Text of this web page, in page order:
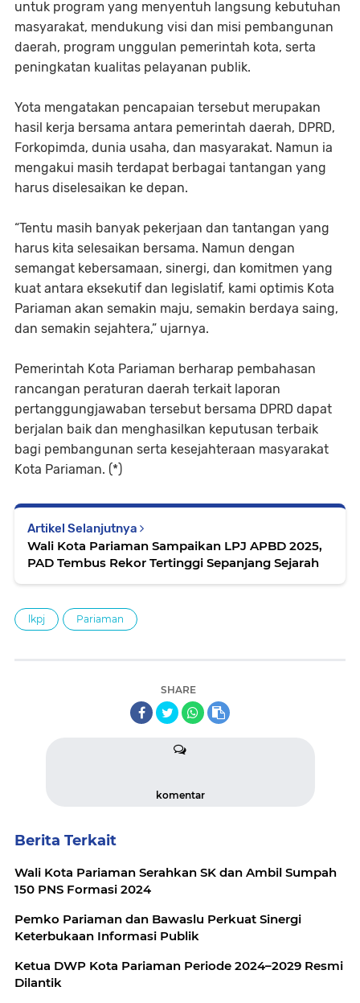
untuk program yang menyentuh langsung kebutuhan
masyarakat, mendukung visi dan misi pembangunan
daerah, program unggulan pemerintah kota, serta
peningkatan kualitas pelayanan publik.
Yota mengatakan pencapaian tersebut merupakan
hasil kerja bersama antara pemerintah daerah, DPRD,
Forkopimda, dunia usaha, dan masyarakat. Namun ia
mengakui masih terdapat berbagai tantangan yang
harus diselesaikan ke depan.
“Tentu masih banyak pekerjaan dan tantangan yang
harus kita selesaikan bersama. Namun dengan
semangat kebersamaan, sinergi, dan komitmen yang
kuat antara eksekutif dan legislatif, kami optimis Kota
Pariaman akan semakin maju, semakin berdaya saing,
dan semakin sejahtera,” ujarnya.
Pemerintah Kota Pariaman berharap pembahasan
rancangan peraturan daerah terkait laporan
pertanggungjawaban tersebut bersama DPRD dapat
berjalan baik dan menghasilkan keputusan terbaik
bagi pembangunan serta kesejahteraan masyarakat
Kota Pariaman. (*)
Artikel Selanjutnya
Wali Kota Pariaman Sampaikan LPJ APBD 2025,
PAD Tembus Rekor Tertinggi Sepanjang Sejarah
lkpj Pariaman
SHARE
komentar
Berita Terkait
Wali Kota Pariaman Serahkan SK dan Ambil Sumpah
150 PNS Formasi 2024
Pemko Pariaman dan Bawaslu Perkuat Sinergi
Keterbukaan Informasi Publik
Ketua DWP Kota Pariaman Periode 2024–2029 Resmi
Dilantik